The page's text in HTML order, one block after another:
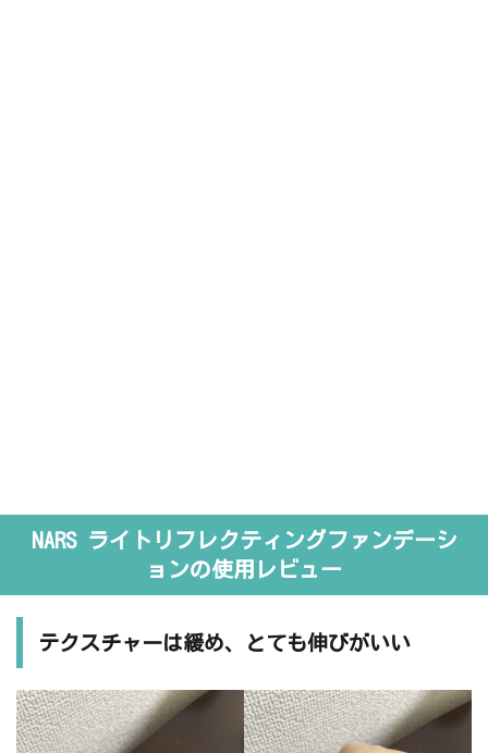
NARS ライトリフレクティングファンデーシ
ョンの使用レビュー
テクスチャーは緩め、とても伸びがいい